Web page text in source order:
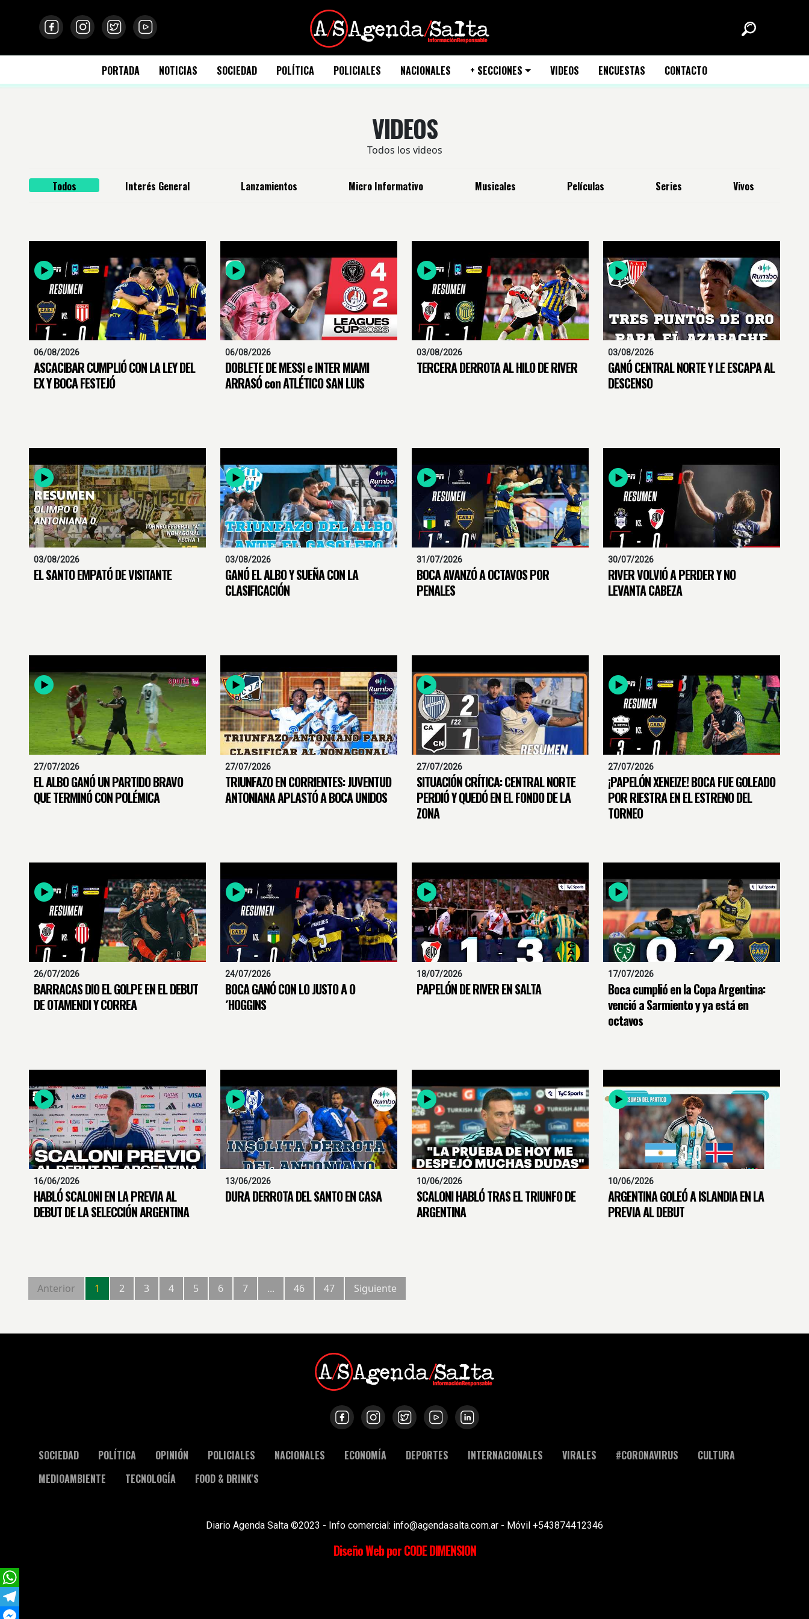
PORTADA NOTICIAS SOCIEDAD POLÍTICA POLICIALES NACIONALES + SECCIONES VIDEOS ENCUESTAS CONTACTO
VIDEOS
Todos los videos
Todos Interés General Lanzamientos Micro Informativo Musicales Películas Series Vivos
06/08/2026
ASCACIBAR CUMPLIÓ CON LA LEY DEL
EX Y BOCA FESTEJÓ
06/08/2026
DOBLETE DE MESSI e INTER MIAMI
ARRASÓ con ATLÉTICO SAN LUIS
03/08/2026
TERCERA DERROTA AL HILO DE RIVER
03/08/2026
GANÓ CENTRAL NORTE Y LE ESCAPA AL
DESCENSO
03/08/2026
EL SANTO EMPATÓ DE VISITANTE
03/08/2026
GANÓ EL ALBO Y SUEÑA CON LA
CLASIFICACIÓN
31/07/2026
BOCA AVANZÓ A OCTAVOS POR
PENALES
30/07/2026
RIVER VOLVIÓ A PERDER Y NO
LEVANTA CABEZA
27/07/2026
EL ALBO GANÓ UN PARTIDO BRAVO
QUE TERMINÓ CON POLÉMICA
27/07/2026
TRIUNFAZO EN CORRIENTES: JUVENTUD
ANTONIANA APLASTÓ A BOCA UNIDOS
27/07/2026
SITUACIÓN CRÍTICA: CENTRAL NORTE
PERDIÓ Y QUEDÓ EN EL FONDO DE LA
ZONA
27/07/2026
¡PAPELÓN XENEIZE! BOCA FUE GOLEADO
POR RIESTRA EN EL ESTRENO DEL
TORNEO
26/07/2026
BARRACAS DIO EL GOLPE EN EL DEBUT
DE OTAMENDI Y CORREA
24/07/2026
BOCA GANÓ CON LO JUSTO A O
´HOGGINS
18/07/2026
PAPELÓN DE RIVER EN SALTA
17/07/2026
Boca cumplió en la Copa Argentina:
venció a Sarmiento y ya está en
octavos
16/06/2026
HABLÓ SCALONI EN LA PREVIA AL
DEBUT DE LA SELECCIÓN ARGENTINA
13/06/2026
DURA DERROTA DEL SANTO EN CASA
10/06/2026
SCALONI HABLÓ TRAS EL TRIUNFO DE
ARGENTINA
10/06/2026
ARGENTINA GOLEÓ A ISLANDIA EN LA
PREVIA AL DEBUT
Anterior 1 2 3 4 5 6 7 ... 46 47 Siguiente
SOCIEDAD POLÍTICA OPINIÓN POLICIALES NACIONALES ECONOMÍA DEPORTES INTERNACIONALES VIRALES #CORONAVIRUS
CULTURA
MEDIOAMBIENTE
TECNOLOGÍA FOOD & DRINK'S
Diario Agenda Salta ©2023 - Info comercial: info@agendasalta.com.ar - Móvil +543874412346
Diseño Web por CODE DIMENSION
WhatsApp
Telegram